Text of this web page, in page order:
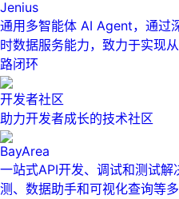
Jenius
通用多智能体 AI Agent，通过
时数据服务能力，致力于实现
路闭环
开发者社区
助力开发者成长的技术社区
BayArea
一站式API开发、调试和测试
测、数据助手和可视化查询等